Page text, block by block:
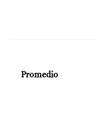
Promedio